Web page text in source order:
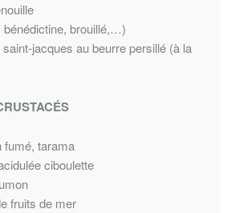
bénédictine, brouillé,…)
jacques au beurre persillé (à la
fumé, tarama
ciboulette
fruits de mer